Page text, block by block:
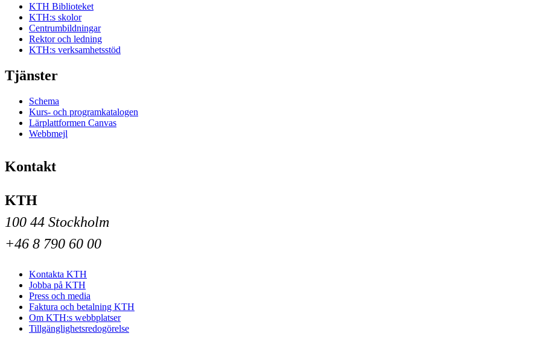
KTH Biblioteket
KTH:s skolor
Centrumbildningar
Rektor och ledning
KTH:s verksamhetsstöd
Tjänster
Schema
Kurs- och programkatalogen
Lärplattformen Canvas
Webbmejl
Kontakt
KTH
100 44 Stockholm
+46 8 790 60 00
Kontakta KTH
Jobba på KTH
Press och media
Faktura och betalning KTH
Om KTH:s webbplatser
Tillgänglighetsredogörelse